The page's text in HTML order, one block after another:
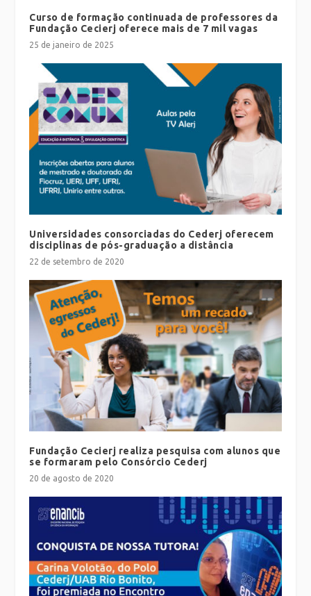
Curso de formação continuada de professores da
Fundação Cecierj oferece mais de 7 mil vagas
25 de janeiro de 2025
Universidades consorciadas do Cederj oferecem
disciplinas de pós-graduação a distância
22 de setembro de 2020
Fundação Cecierj realiza pesquisa com alunos que
se formaram pelo Consórcio Cederj
20 de agosto de 2020